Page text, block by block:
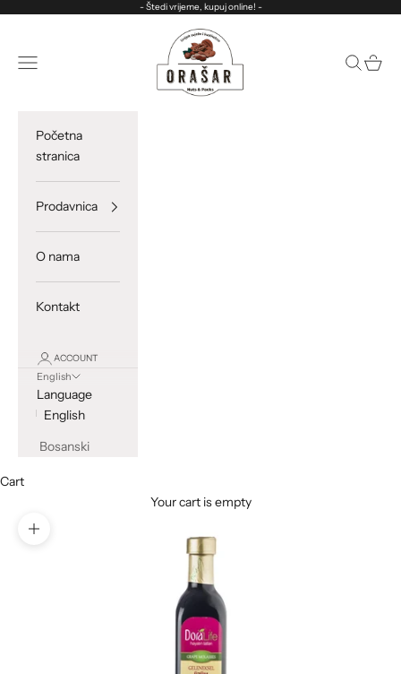
- Štedi vrijeme, kupuj online! -
ORASAR
Open navigation menu
OpenOpen
Početna
stranica
Prodavnica
O nama
Kontakt
ACCOUNT
English
Language
English
Bosanski
Cart
Your cart is empty
Zoom picture